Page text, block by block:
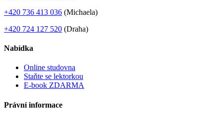
+420 736 413 036 (Michaela)
+420 724 127 520 (Draha)
Nabídka
Online studovna
Staňte se lektorkou
E-book ZDARMA
Právní informace